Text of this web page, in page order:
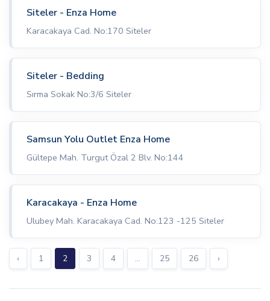
Siteler - Enza Home
Karacakaya Cad. No:170 Siteler
Siteler - Bedding
Sırma Sokak No:3/6 Siteler
Samsun Yolu Outlet Enza Home
Gültepe Mah. Turgut Özal 2 Blv. No:144
Karacakaya - Enza Home
Ulubey Mah. Karacakaya Cad. No:123 -125 Siteler
‹ 1 2 3 4 ... 25 26 ›